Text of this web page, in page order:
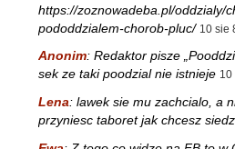
https://zoznowadeba.pl/oddzialy/
pododdzialem-chorob-pluc/ 10 sie
Anonim: Redaktor pisze
sek ze taki poodzial nie istnieje 10
Lena: lawek sie mu zachcialo, a
przyniesc taboret jak chcesz